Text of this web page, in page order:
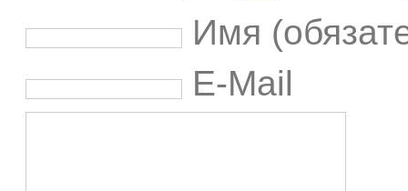
Имя
E-Mail